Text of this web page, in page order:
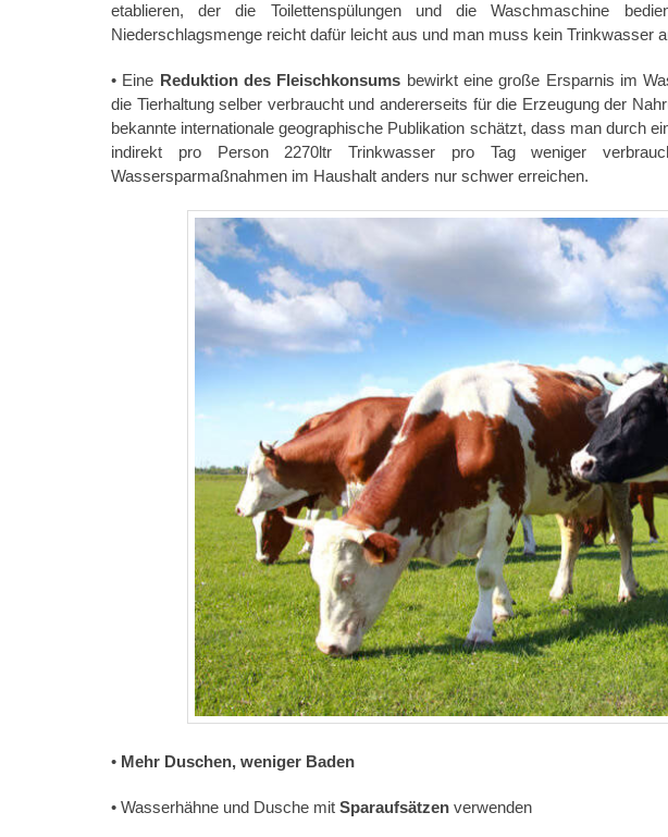
etablieren, der die Toilettenspülungen und die Waschmaschine
Niederschlagsmenge reicht dafür leicht aus und man muss kein Trinkwasser
• Eine Reduktion des Fleischkonsums bewirkt eine große Ersparnis im
die Tierhaltung selber verbraucht und andererseits für die Erzeugung der
bekannte internationale geographische Publikation schätzt, dass man durch
indirekt pro Person 2270ltr Trinkwasser pro Tag weniger
Wassersparmaßnahmen im Haushalt anders nur schwer erreichen.
• Mehr Duschen, weniger Baden
• Wasserhähne und Dusche mit Sparaufsätzen verwenden